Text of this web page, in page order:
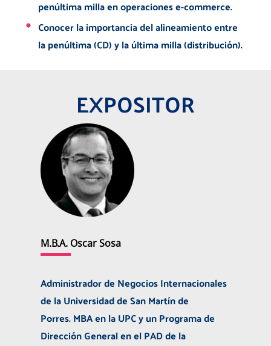
penúltima milla en operaciones e-commerce.
Conocer la importancia del alineamiento entre
la penúltima (CD) y la última milla (distribución).
EXPOSITOR
M.B.A. Oscar Sosa
Administrador de Negocios Internacionales
de la Universidad de San Martín de
Porres.MBA en la UPC y un Programa de
Dirección General en el PAD de la